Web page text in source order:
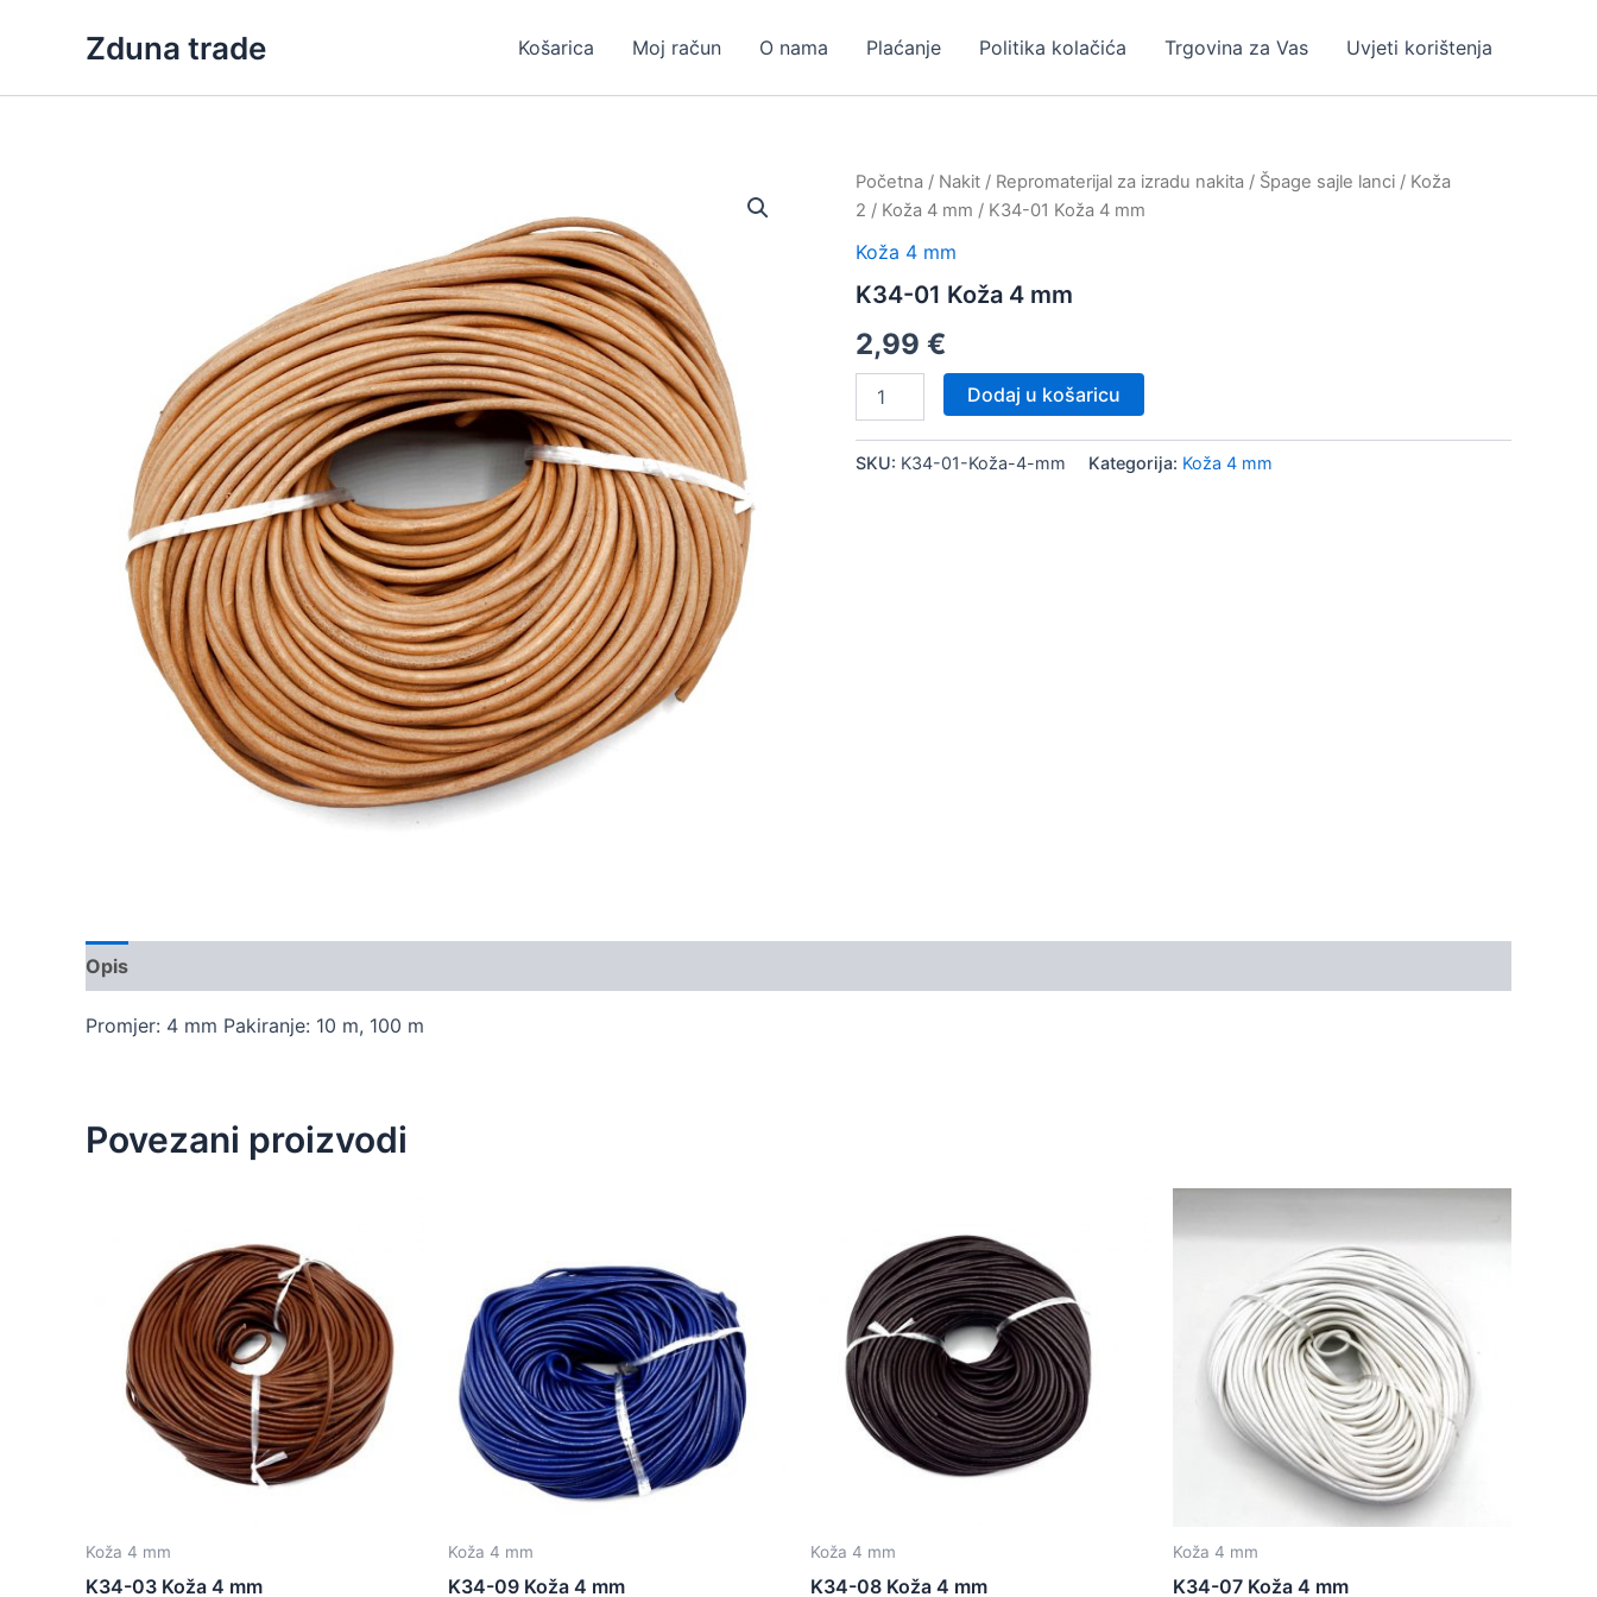
Zduna trade Košarica Moj račun O nama Plaćanje Politika kolačića Trgovina za Vas Uvjeti korištenja
Početna / Nakit / Repromaterijal za izradu nakita / Špage sajle lanci / Koža
2 / Koža 4 mm / K34-01 Koža 4 mm
Koža 4 mm
K34-01 Koža 4 mm
2,99 €
4
Dodaj u košaricu
SKU: K34-01-Koža-4-mm Kategorija: Koža 4 mm
Opis
Promjer: 4 mm Pakiranje: 10 m, 100 m
Povezani proizvodi
Koža 4 mm
K34-03 Koža 4 mm
Koža 4 mm
K34-09 Koža 4 mm
Koža 4 mm
K34-08 Koža 4 mm
Koža 4 mm
K34-07 Koža 4 mm